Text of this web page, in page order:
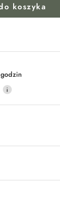
koszyka